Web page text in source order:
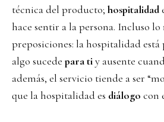
técnica del producto; hospitalidad
hace sentir a la persona. Incluso lo
preposiciones: la hospitalidad está
algo sucedepara tiy ausente
además, el servicio tiende a ser
que la hospitalidad es diálogo con